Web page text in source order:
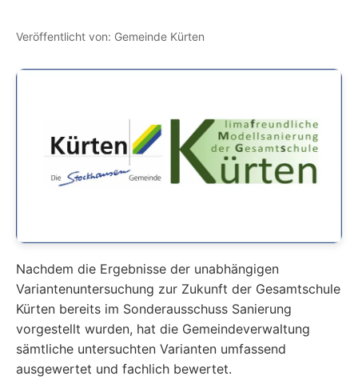
Veröffentlicht von: Gemeinde Kürten
Nachdem die Ergebnisse der unabhängigen
Variantenuntersuchung zur Zukunft der Gesamtschule
Kürten bereits im Sonderausschuss Sanierung
vorgestellt wurden, hat die Gemeindeverwaltung
sämtliche untersuchten Varianten umfassend
ausgewertet und fachlich bewertet.